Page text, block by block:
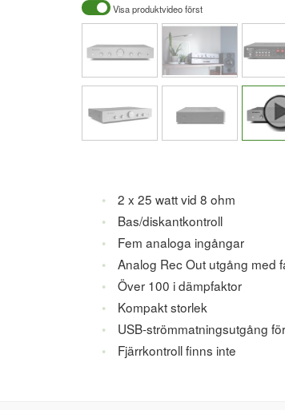
Visa produktvideo först
2 x 25 watt vid 8 ohm
Bas/diskantkontroll
Fem analoga ingångar
Analog Rec Out utgång med
Över 100 i dämpfaktor
Kompakt storlek
USB-strömmatningsutgång
Fjärrkontroll finns inte